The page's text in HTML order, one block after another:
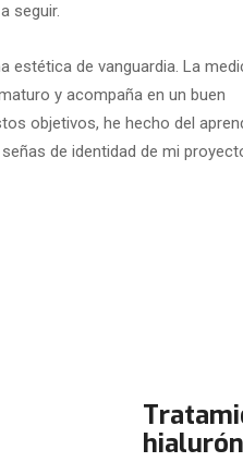
seguir.
estética de vanguardia. La
y acompaña en un buen
objetivos, he hecho del
de identidad de mi